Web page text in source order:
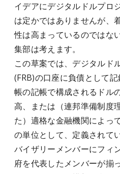
イデアにデジタルドルプロ
は定かではありませんが、
性は高まっているのではな
集部は考えます。
この草案では、デジタルド
(FRB)の口座に負債として
帳の記帳で構成されるドル
高、または（連邦準備制度
た）適格な金融機関によっ
の単位として、定義されて
バイザリーメンバーにフィ
府を代表したメンバーが揃